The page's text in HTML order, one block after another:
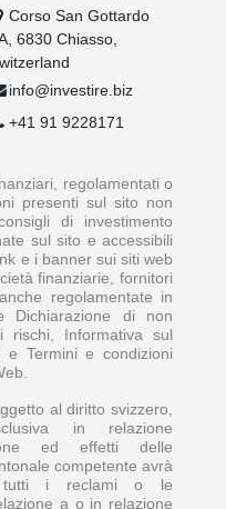
Corso San Gottardo
6830 Chiasso,
info@investire.biz
+41 91 9228171
regolamentati o
presenti sul sito non
di investimento
sul sito e accessibili
e i banner sui siti web
finanziarie, fornitori
regolamentate in
Dichiarazione di non
rischi, Informativa sul
e Termini e condizioni
al diritto svizzero,
in relazione
ed effetti delle
competente avrà
tutti i reclami o le
a o in relazione